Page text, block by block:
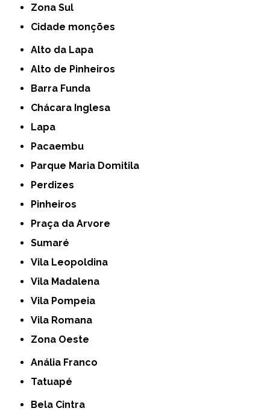
Zona Sul
cidade monções
Alto da Lapa
Alto de Pinheiros
Barra Funda
Chácara Inglesa
Lapa
Pacaembu
Parque Maria Domitila
Perdizes
Pinheiros
Praça da Arvore
Sumaré
Vila Leopoldina
Vila Madalena
Vila Pompeia
Vila Romana
Zona Oeste
Anália Franco
Tatuapé
Bela Cintra